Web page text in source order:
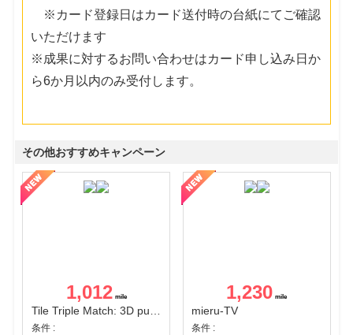
※カード登録日はカード送付時の台紙にてご確認
いただけます
※成果に対するお問い合わせはカード申し込み日か
ら6か月以内のみ受付します。
その他おすすめキャンペーン
1,012
Tile Triple Match: 3D puzzle
条件 :
1,230
mieru-TV
条件 :